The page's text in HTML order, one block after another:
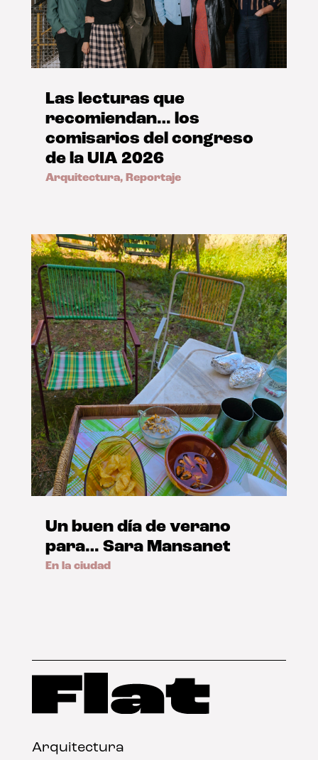
Las lecturas que
recomiendan… los
comisarios del congreso
de la UIA 2026
Arquitectura, Reportaje
Un buen día de verano
para… Sara Mansanet
En la ciudad
Arquitectura